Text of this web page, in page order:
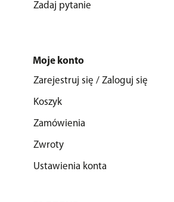
Zadaj pytanie
Moje konto
Zarejestruj się / Zaloguj się
Koszyk
Zamówienia
Zwroty
Ustawienia konta